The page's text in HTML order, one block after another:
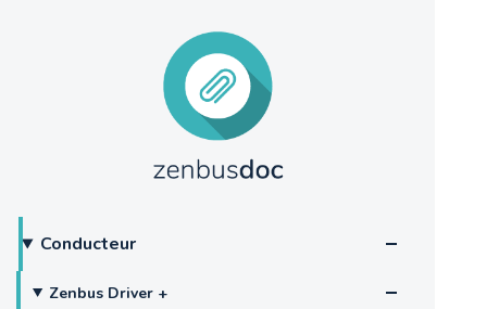
Conducteur
Zenbus Driver +